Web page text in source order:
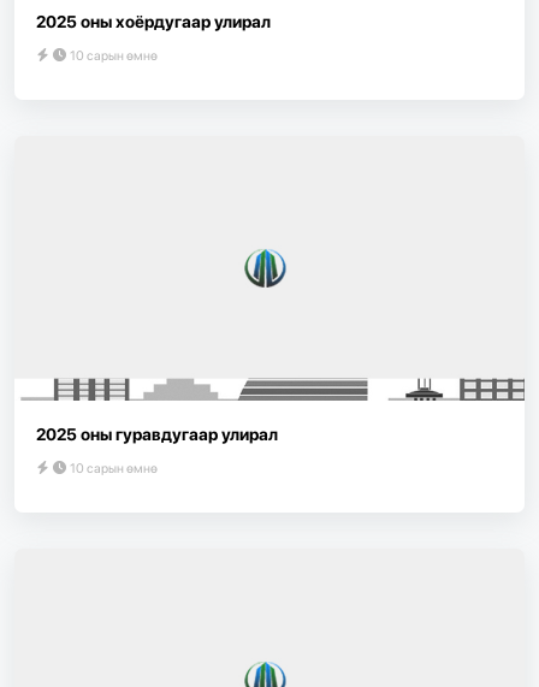
2025 оны хоёрдугаар улирал
10 сарын өмнө
2025 оны гуравдугаар улирал
10 сарын өмнө